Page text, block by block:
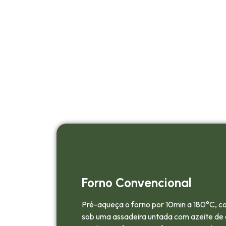
Forno Convencional
Pré-aqueça o forno por 10min a 180°C,
sob uma assadeira untada com azeite de